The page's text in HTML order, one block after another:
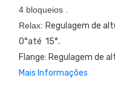
4 bloqueios .
Relax: Regulagem de
0°até 15°.
Flange: Regulagem de
Mais Informações